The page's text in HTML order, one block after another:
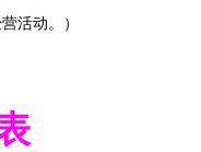
活动。）